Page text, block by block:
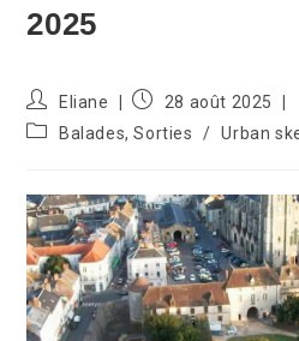
2025
Auteur/autrice
de
la
Eliane
Publication
28 août 2025
PostBalades, Sorties / Urban